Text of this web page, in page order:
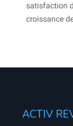
satisfaction
croissance
ACTIV